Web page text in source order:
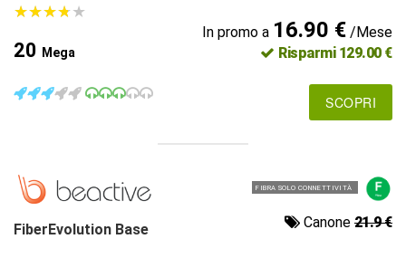
★★★★★
★★★★★
20 Mega
In promo a 16.90 €/Mese
Risparmi 129.00 €
SCOPRI
FIBRA SOLO CONNETTIVITÀ
FiberEvolution Base Canone 21.9 €